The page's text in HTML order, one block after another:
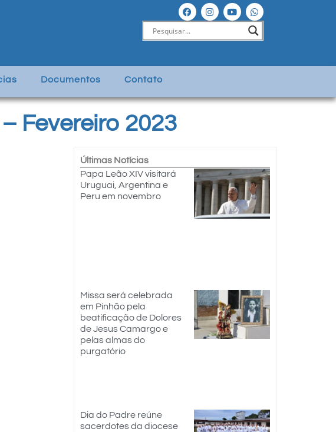
Documentos Contato
Fevereiro 2023
Últimas Notícias
Papa Leão XIV visitará
Uruguai, Argentina e
Peru em novembro
Missa será celebrada
em Pinhão pela
beatificação de Dolores
de Jesus Camargo e
pelas almas do
purgatório
Dia do Padre reúne
sacerdotes da diocese